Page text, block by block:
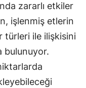
zararlı etkiler
işlenmiş etlerin
türleri ile ilişkisini
bulunuyor.